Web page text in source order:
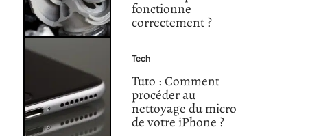
fonctionne
correctement ?
Tech
Tuto : Comment
procéder au
nettoyage du micro
de votre iPhone ?